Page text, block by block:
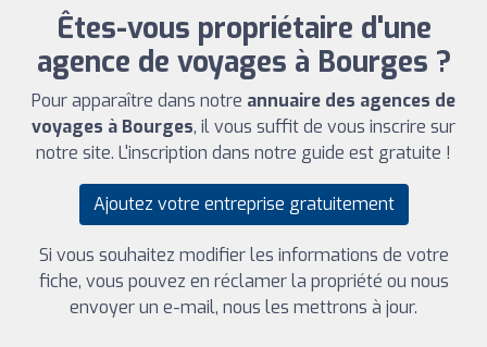
Êtes-vous propriétaire d'une
agence de voyages à Bourges ?
Pour apparaître dans notre annuaire des agences de
voyages à Bourges, il vous suffit de vous inscrire sur
notre site. L'inscription dans notre guide est gratuite !
Ajoutez votre entreprise gratuitement
Si vous souhaitez modifier les informations de votre
fiche, vous pouvez en réclamer la propriété ou nous
envoyer un e-mail, nous les mettrons à jour.